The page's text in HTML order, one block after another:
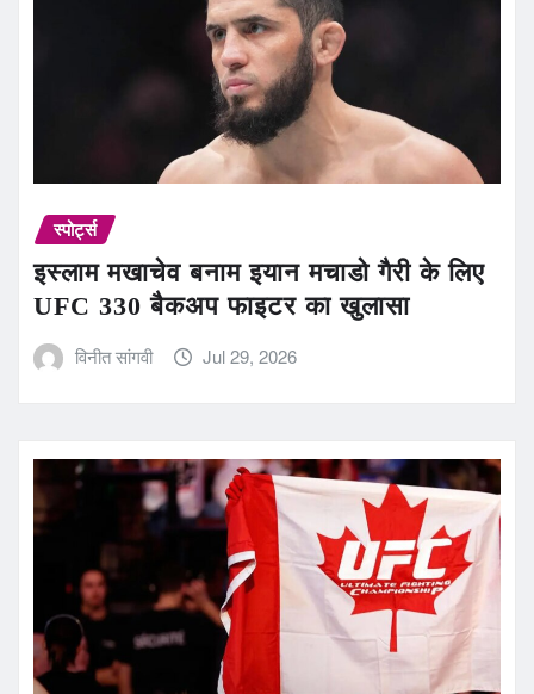
स्पोर्ट्स
इस्लाम मखाचेव बनाम इयान मचाडो गैरी के लिए
UFC 330 बैकअप फाइटर का खुलासा
विनीत सांगवी Jul 29, 2026